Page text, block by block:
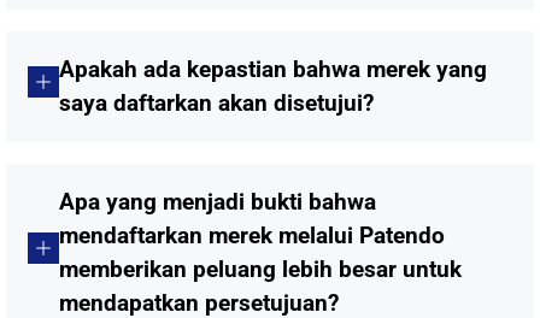
Apakah ada kepastian bahwa merek yang
saya daftarkan akan disetujui?
Apa yang menjadi bukti bahwa
mendaftarkan merek melalui Patendo
memberikan peluang lebih besar untuk
mendapatkan persetujuan?